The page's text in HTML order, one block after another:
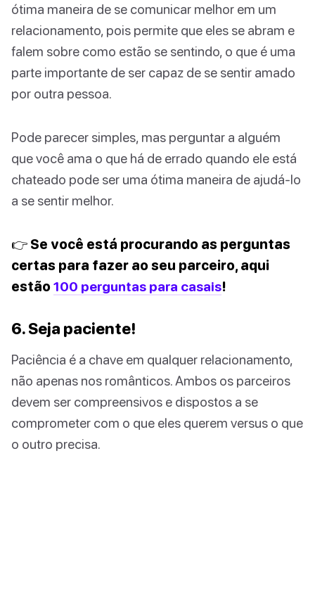
ótima maneira de se comunicar melhor em um
relacionamento, pois permite que eles se abram e
falem sobre como estão se sentindo, o que é uma
parte importante de ser capaz de se sentir amado
por outra pessoa.
Pode parecer simples, mas perguntar a alguém
que você ama o que há de errado quando ele está
chateado pode ser uma ótima maneira de ajudá-lo
a se sentir melhor.
👉 Se você está procurando as perguntas
certas para fazer ao seu parceiro, aqui
estão100 perguntas para casais!
6. Seja paciente!
Paciência é a chave em qualquer relacionamento,
não apenas nos românticos. Ambos os parceiros
devem ser compreensivos e dispostos a se
comprometer com o que eles querem versus o que
o outro precisa.